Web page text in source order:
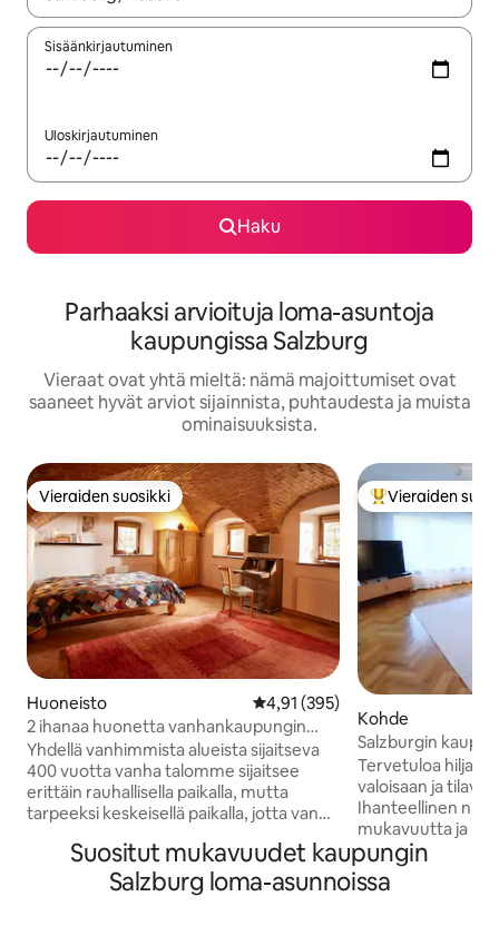
Sisäänkirjautuminen
Uloskirjautuminen
Haku
Parhaaksi arvioituja loma-asuntoja
kaupungissa Salzburg
Vieraat ovat yhtä mieltä: nämä majoittumiset ovat
saaneet hyvät arviot sijainnista, puhtaudesta ja muista
ominaisuuksista.
Vieraiden suosikki
Vieraiden suosikki
Huoneisto Keskimääräinen arvio 4,91/5,
4,91 (395)
2 ihanaa huonetta vanhankaupungin
talossa
Yhdellä vanhimmista alueista sijaitseva
400 vuotta vanha talomme sijaitsee
erittäin rauhallisella paikalla, mutta
tarpeeksi keskeisellä paikalla, jotta vanha
minuutissa jalan. Lähellä on leipomo.
Huoneistossa on
olohuone/makuuhuone ja huone, jossa
Vieraiden
Vieraiden
Kohde
Salzburgin
Tervetuloa
valoisaan ja
Ihanteellinen
mukavuutta ja
tyylikkäästi
täydellinen –
päässä
Suositut mukavuudet kaupungin
Salzburg loma-asunnoissa